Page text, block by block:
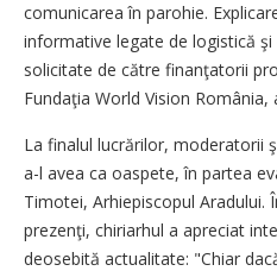
comunicarea în parohie.
informative legate de logistică
solicitate de către finanţatorii
Fundaţia World Vision România,
La finalul lucrărilor, moderatorii
a-l avea ca oaspete, în partea
Timotei, Arhiepiscopul Aradului.
prezenţi, chiriarhul a apreciat
deosebită actualitate: "Chiar